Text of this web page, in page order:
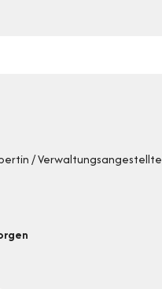
/ Verwaltungsangestellte